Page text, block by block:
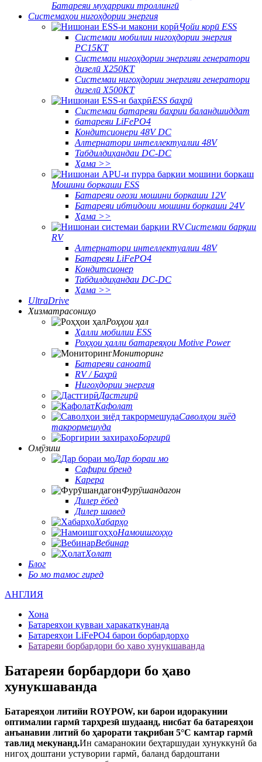
Батареяи муҳаррики троллингӣ
Системаҳои нигоҳдории энергия
Ҷойи корӣ ESS
Системаи мобилии нигоҳдории энергия
PC15KT
Системаи нигоҳдории энергияи генератори
дизелӣ X250KT
Системаи нигоҳдории энергияи генератори
дизелӣ X500KT
ESS баҳрӣ
Системаи батареяи баҳрии баландшиддат
батареяи LiFePO4
Кондитсионери 48V DC
Алтернатори интеллектуалии 48V
Табдилдиҳандаи DC-DC
Ҳама >>
Мошини боркаши ESS
Батареяи оғози мошини боркаши 12V
Батареяи ибтидоии мошини боркаши 24V
Ҳама >>
Системаи барқии
RV
Алтернатори интеллектуалии 48V
Батареяи LiFePO4
Кондитсионер
Табдилдиҳандаи DC-DC
Ҳама >>
UltraDrive
Хизматрасониҳо
Роҳҳои ҳал
Ҳалли мобилии ESS
Роҳҳои ҳалли батареяҳои Motive Power
Мониторинг
Батареяи саноатӣ
RV / Баҳрӣ
Нигоҳдории энергия
Дастгирӣ
Кафолат
Саволҳои зиёд
такрормешуда
Боргирӣ
Омӯзиш
Дар бораи мо
Сафири бренд
Карера
Фурӯшандагон
Дилер ёбед
Дилер шавед
Хабарҳо
Намоишгоҳҳо
Вебинар
Ҳолат
Блог
Бо мо тамос гиред
АНГЛИЯ
Хона
Батареяҳои қувваи ҳаракаткунанда
Батареяҳои LiFePO4 барои борбардорҳо
Батареяи борбардори бо ҳаво хунукшаванда
Батареяи борбардори бо ҳаво
хунукшаванда
Батареяҳои литийи ROYPOW, ки барои идоракунии
оптималии гармӣ тарҳрезӣ шудаанд, нисбат ба батареяҳои
анъанавии литий бо ҳарорати тақрибан 5°C камтар гармӣ
тавлид мекунанд.Ин самаранокии беҳтаршудаи хунуккунӣ ба
нигоҳ доштани устувории гармӣ, баланд бардоштани